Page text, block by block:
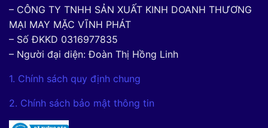
– CÔNG TY TNHH SẢN XUẤT KINH DOANH THƯƠNG
MẠI MAY MẶC VĨNH PHÁT
– Số ĐKKD 0316977835
– Người đại diện: Đoàn Thị Hồng Linh
1. Chính sách quy định chung
2. Chính sách bảo mật thông tin